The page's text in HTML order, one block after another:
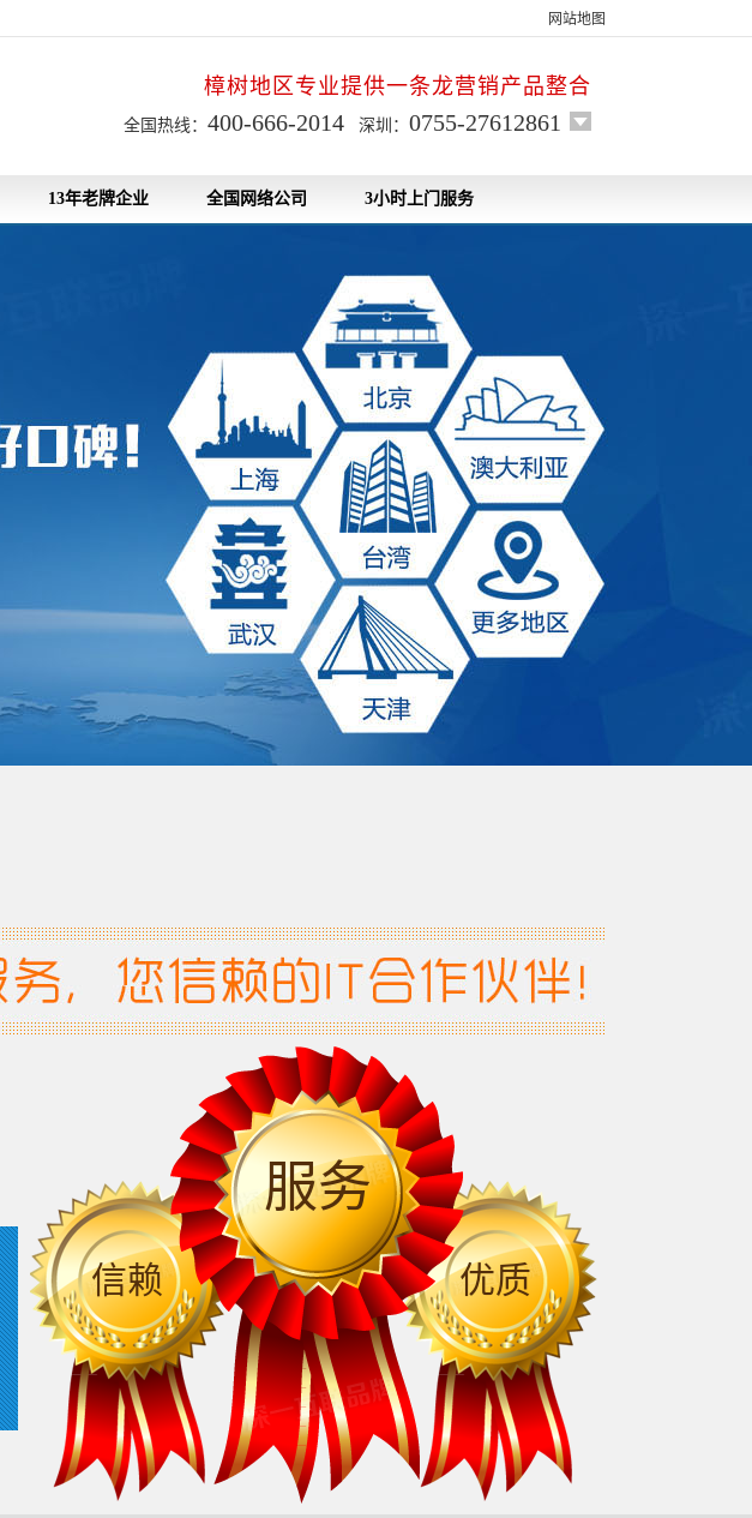
网站地图
樟树地区专业提供一条龙营销产品整合
全国热线： 400-666-2014 深圳： 0755-27612861
13年老牌企业 全国网络公司 3小时上门服务
信赖
服务
优质